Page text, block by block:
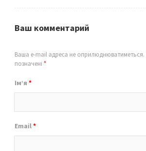
Ваш комментарий
Ваша e-mail адреса не оприлюднюватиметься.
позначені *
Ім’я *
Email*